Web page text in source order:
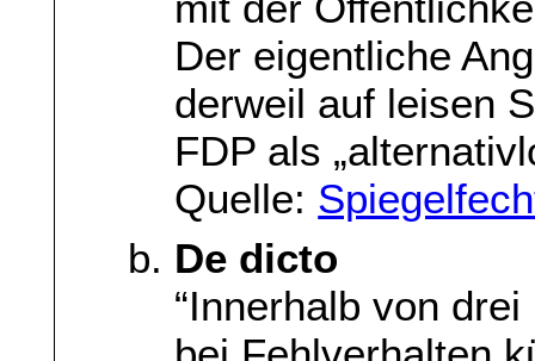
Der eigentliche
derweil auf leisen
FDP als
Quelle:
De dicto
“Innerhalb von